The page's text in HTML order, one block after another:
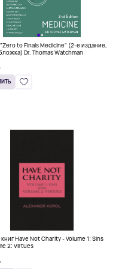
to Finals Medicine" (2-е издание,
Dr. Thomas Watchman
Have Not Charity - Volume 1: Sins
2: Virtues